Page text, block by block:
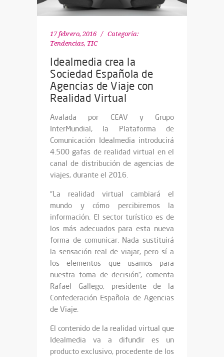
17 febrero, 2016
Categoría:
Tendencias, TIC
Idealmedia crea la
Sociedad Española de
Agencias de Viaje con
Realidad Virtual
Avalada por CEAV y Grupo
InterMundial, la Plataforma de
Comunicación Idealmedia introducirá
4.500 gafas de realidad virtual en el
canal de distribución de agencias de
viajes, durante el 2016.
“La realidad virtual cambiará el
mundo y cómo percibiremos la
información. El sector turístico es de
los más adecuados para esta nueva
forma de comunicar. Nada sustituirá
la sensación real de viajar, pero sí a
los elementos que usamos para
nuestra toma de decisión”, comenta
Rafael Gallego, presidente de la
Confederación Española de Agencias
de Viaje.
El contenido de la realidad virtual que
Idealmedia va a difundir es un
producto exclusivo, procedente de los